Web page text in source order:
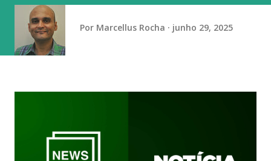
quando o hoje extinto Leite Moça Sorocaba levou o título,
tornando-se o primeiro brasileiro campeão mundial. O
segundo foi o Osasco, na edição de 2012, realizada em Do...
Por Marcellus Rocha junho 29, 2025